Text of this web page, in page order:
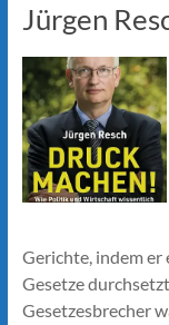
Jürgen
Gerichte, indem
Gesetze
Gesetzesbrecher